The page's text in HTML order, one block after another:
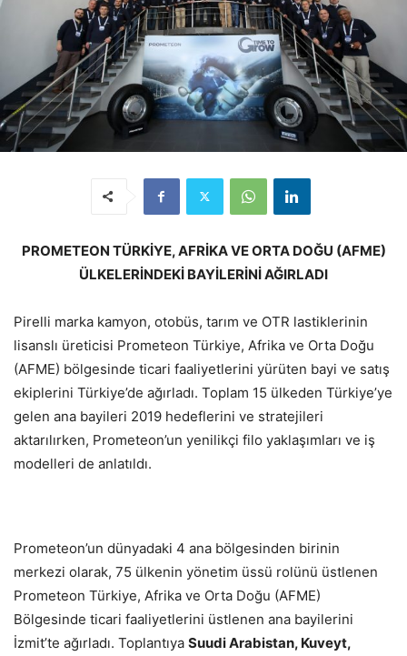
PROMETEON TÜRKİYE, AFRİKA VE ORTA DOĞU (AFME)
ÜLKELERİNDEKİ BAYİLERİNİ AĞIRLADI
Pirelli marka kamyon, otobüs, tarım ve OTR lastiklerinin
lisanslı üreticisi Prometeon Türkiye, Afrika ve Orta Doğu
(AFME) bölgesinde ticari faaliyetlerini yürüten bayi ve satış
ekiplerini Türkiye’de ağırladı. Toplam 15 ülkeden Türkiye’ye
gelen ana bayileri 2019 hedeflerini ve stratejileri
aktarılırken, Prometeon’un yenilikçi filo yaklaşımları ve iş
modelleri de anlatıldı.
Prometeon’un dünyadaki 4 ana bölgesinden birinin
merkezi olarak, 75 ülkenin yönetim üssü rolünü üstlenen
Prometeon Türkiye, Afrika ve Orta Doğu (AFME)
Bölgesinde ticari faaliyetlerini üstlenen ana bayilerini
İzmit’te ağırladı. Toplantıya Suudi Arabistan, Kuveyt,